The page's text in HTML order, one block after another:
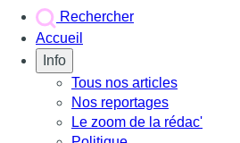
Rechercher
Accueil
Info
Tous nos articles
Nos reportages
Le zoom de la rédac'